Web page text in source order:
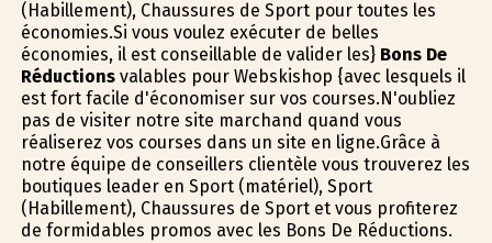
(Habillement), Chaussures de Sport pour toutes les
économies.Si vous voulez exécuter de belles
économies, il est conseillable de valider les} Bons De
Réductionsvalables pour Webskishop {avec lesquels il
est fort facile d'économiser sur vos courses.N'oubliez
pas de visiter notre site marchand quand vous
réaliserez vos courses dans un site en ligne.Grâce à
notre équipe de conseillers clientèle vous trouverez les
boutiques leader en Sport (matériel), Sport
(Habillement), Chaussures de Sport et vous profiterez
de formidables promos avec les Bons De Réductions.